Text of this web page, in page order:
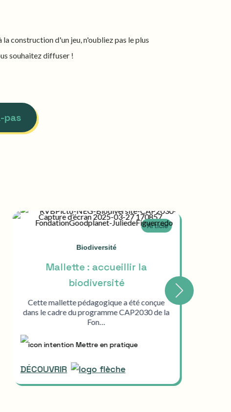
construction d'un jeu, n'oubliez pas le plus
souhaitez diffuser !
pas
Article
Biodiversité
Mallette : accueillir la
biodiversité
Cette mallette pédagogique a été conçue
dans le cadre du programme CAP2030 de la
Fon…
Mettre en pratique
DÉCOUVRIR